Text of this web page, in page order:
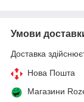
Умови
Доставка
Нова Пошта
Магазини